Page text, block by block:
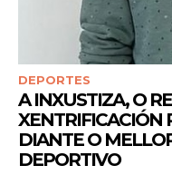
DEPORTES
A INXUSTIZA, O
XENTRIFICACIÓN
DIANTE O
DEPORTIVO